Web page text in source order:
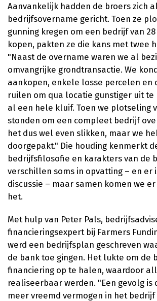
Aanvankelijk hadden de broers zich
bedrijfsovername gericht. Toen ze
gunning kregen om een bedrijf van
kopen, pakten ze die kans met twee
"Naast de overname waren we al
omvangrijke grondtransactie. We
aankopen, enkele losse percelen en
ruilen om qua locatie gunstiger uit te
al een hele kluif. Toen we plotseling
stonden om een compleet bedrijf
het dus wel even slikken, maar we
doorgepakt." Die houding kenmerkt
bedrijfsfilosofie en karakters van de
verschillen soms in opvatting – en er
discussie – maar samen komen we
het.
Met hulp van Peter Pals,
financieringsexpert bij Farmers
werd een bedrijfsplan geschreven
de bank toe gingen. Het lukte om de
financiering op te halen, waardoor
realiseerbaar werden. "Een gevolg is
meer vreemd vermogen in het